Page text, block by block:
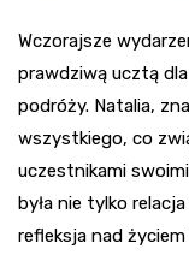
Wczorajsze
prawdziwą ucztą
podróży. Natalia,
wszystkiego, co
uczestnikami
była nie tylko
refleksja nad